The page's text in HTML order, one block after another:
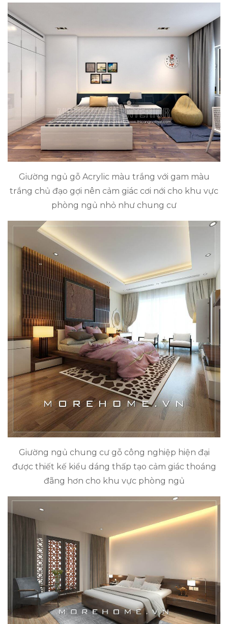
Giường ngủ gỗ Acrylic màu trắng với gam màu
trắng chủ đạo gợi nên cảm giác cơi nới cho khu vực
phòng ngủ nhỏ như chung cư
Giường ngủ chung cư gỗ công nghiệp hiện đại
được thiết kế kiểu dáng thấp tạo cảm giác thoáng
đãng hơn cho khu vực phòng ngủ